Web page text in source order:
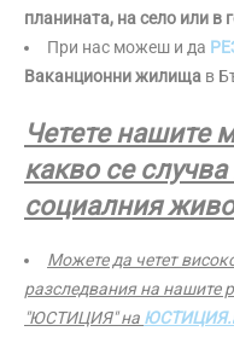
планината, на село или в
При нас можеш и да
Ваканционни жилища в
Четете нашите
какво се
социалния
Можете да четет
разследвания на нашите
"ЮСТИЦИЯ" на